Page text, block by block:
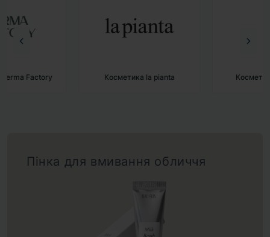
Косметика la pianta Косметика BAD SKIN
Пінка для вмивання обличчя